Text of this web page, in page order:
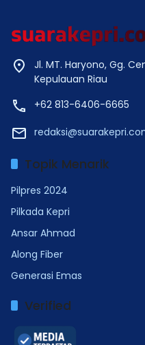
Jl. MT. Haryono, Gg.
Kepulauan Riau
+62 813-6406-6665
Topik Menarik
Pilpres 2024
Pilkada Kepri
Ansar Ahmad
Along Fiber
Generasi Emas
Verified